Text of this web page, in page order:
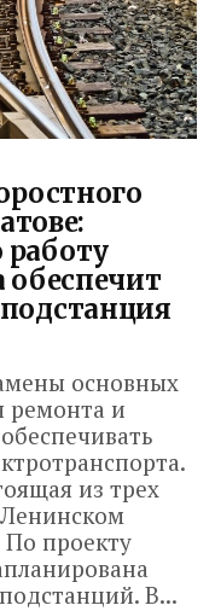
обеспечит
основных
ремонта и
из трех
Ленинском
проекту
В...